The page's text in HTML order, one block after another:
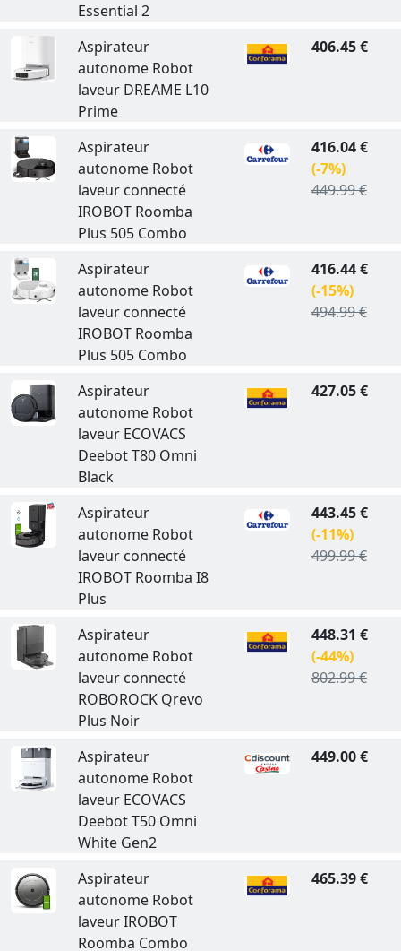
Essential 2
Aspirateur
autonome Robot
laveur DREAME L10
Prime
406.45 €
Aspirateur
autonome Robot
laveur connecté
IROBOT Roomba
Plus 505 Combo
416.04 €
(-7%)
449.99 €
Aspirateur
autonome Robot
laveur connecté
IROBOT Roomba
Plus 505 Combo
416.44 €
(-15%)
494.99 €
Aspirateur
autonome Robot
laveur ECOVACS
Deebot T80 Omni
Black
427.05 €
Aspirateur
autonome Robot
laveur connecté
IROBOT Roomba I8
Plus
443.45 €
(-11%)
499.99 €
Aspirateur
autonome Robot
laveur connecté
ROBOROCK Qrevo
Plus Noir
448.31 €
(-44%)
802.99 €
Aspirateur
autonome Robot
laveur ECOVACS
Deebot T50 Omni
White Gen2
449.00 €
Aspirateur
autonome Robot
laveur IROBOT
Roomba Combo
465.39 €